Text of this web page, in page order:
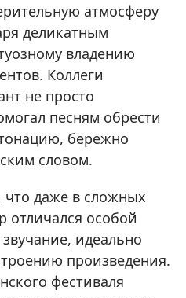
атмосферу
деликатным
владению
Коллеги
не просто
песням обрести
бережно
словом.
даже в сложных
отличался особой
идеально
произведения.
фестиваля